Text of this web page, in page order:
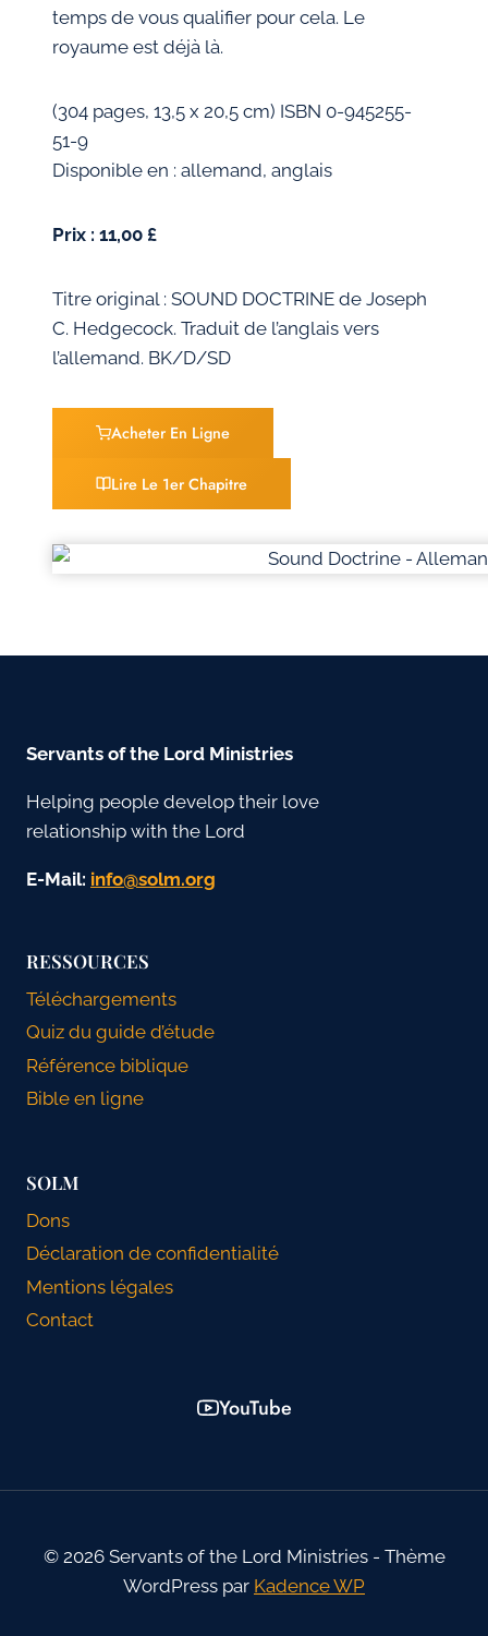
temps de vous qualifier pour cela. Le
royaume est déjà là.
(304 pages, 13,5 x 20,5 cm) ISBN 0-945255-
51-9
Disponible en : allemand, anglais
Prix : 11,00 £
Titre original : SOUND DOCTRINE de Joseph
C. Hedgecock. Traduit de l’anglais vers
l’allemand. BK/D/SD
Acheter En Ligne
Lire Le 1er Chapitre
Servants of the Lord Ministries
Helping people develop their love
relationship with the Lord
E-Mail: gro.mlos@ofni
RESSOURCES
Téléchargements
Quiz du guide d’étude
Référence biblique
Bible en ligne
SOLM
Dons
Déclaration de confidentialité
Mentions légales
Contact
YouTube
© 2026 Servants of the Lord Ministries - Thème
WordPress par Kadence WP